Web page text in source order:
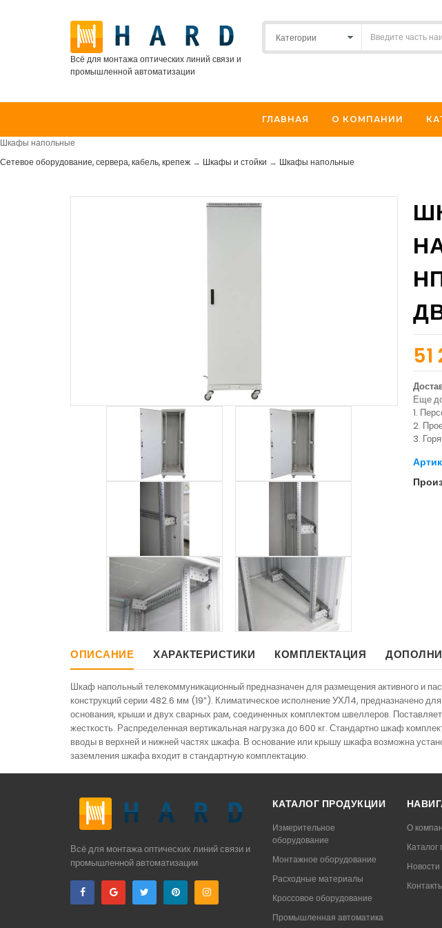
Всё для монтажа оптических линий связи и
промышленной автоматизации
ГЛАВНАЯ О КОМПАНИИ
Шкафы напольные
Сетевое оборудование, сервера, кабель, крепеж → Шкафы и стойки → Шкафы напольные
51
Еще
1.
2.
3.
ОПИСАНИЕ ХАРАКТЕРИСТИКИ КОМПЛЕКТАЦИЯ
Шкаф напольный телекоммуникационный предназначен для размещения активного и
конструкций серии 482.6 мм (19”). Климатическое исполнение УХЛ4, предназначено
основания, крыши и двух сварных рам, соединенных комплектом швеллеров.
жесткость. Распределенная вертикальная нагрузка до 600 кг. Стандартно шкаф
вводы в верхней и нижней частях шкафа. В основание или крышу шкафа возможна
заземления шкафа входит в стандартную комплектацию.
Всё для монтажа оптических линий связи и
промышленной автоматизации
КАТАЛОГ ПРОДУКЦИИ
Измерительное
оборудование
Монтажное оборудование
Расходные материалы
Кроссовое оборудование
Промышленная автоматика
О
Каталог
Новости